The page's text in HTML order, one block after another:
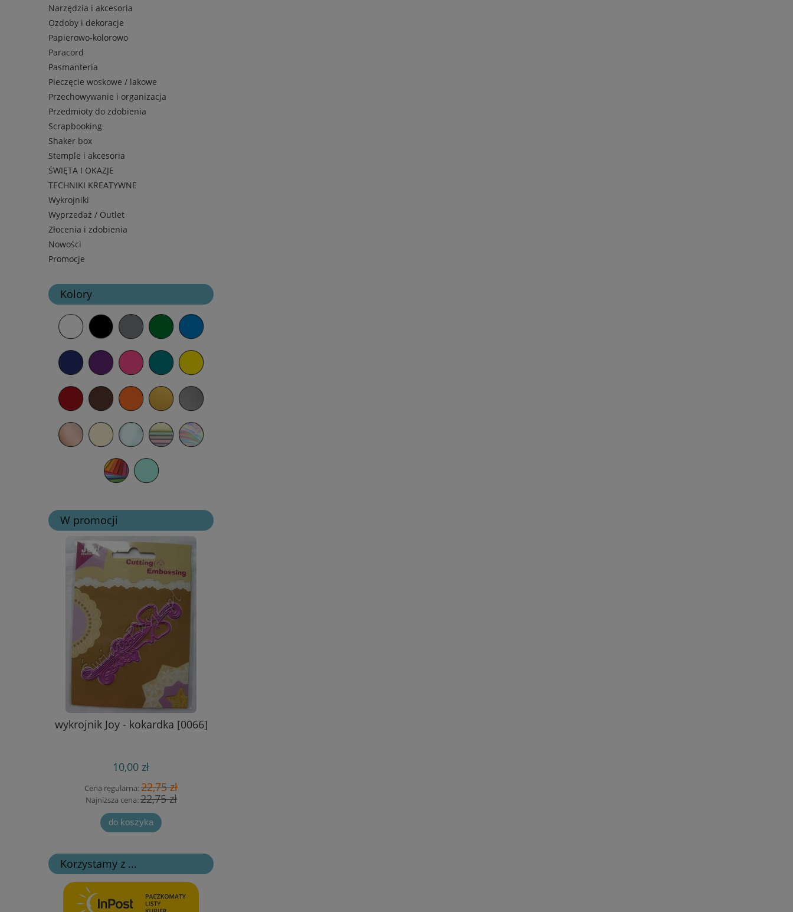
Narzędzia i akcesoria
Ozdoby i dekoracje
Papierowo-kolorowo
Paracord
Pasmanteria
Pieczęcie woskowe / lakowe
Przechowywanie i organizacja
Przedmioty do zdobienia
Scrapbooking
Shaker box
Stemple i akcesoria
ŚWIĘTA I OKAZJE
TECHNIKI KREATYWNE
Wykrojniki
Wyprzedaż / Outlet
Złocenia i zdobienia
Nowości
Promocje
Kolory
W promocji
wykrojnik Joy - kokardka [0066]
10,00 zł
Cena regularna:22,75 zł
Najniższa cena:22,75 zł
do koszyka
Korzystamy z ...